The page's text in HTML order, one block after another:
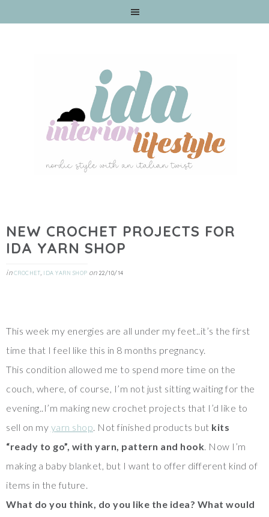
NEW CROCHET PROJECTS FOR
IDA YARN SHOP
inCROCHET, IDA YARN SHOP on 22/10/14
This week my energies are all under my feet..it’s the first
time that I feel like this in 8 months pregnancy.
This condition allowed me to spend more time on the
couch, where, of course, I’m not just sitting waiting for the
evening..I’m making new crochet projects that I’d like to
sell on my yarn shop. Not finished products but kits
“ready to go”, with yarn, pattern and hook. Now I’m
making a baby blanket, but I want to offer different kind of
items in the future.
What do you think, do you like the idea? What would